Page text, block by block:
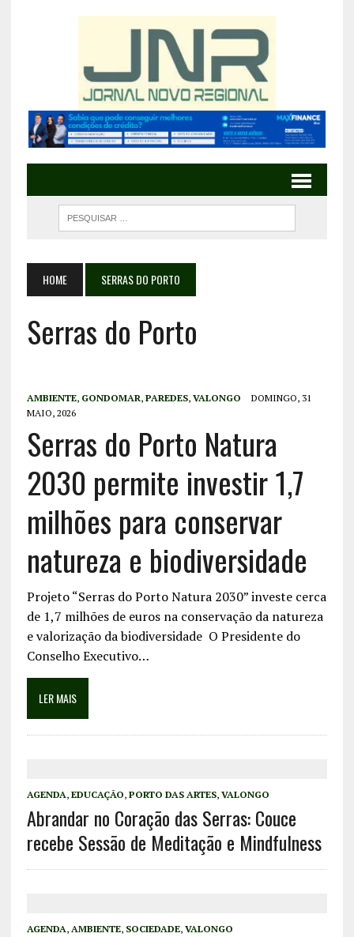
HOME SERRAS DO PORTO
Serras do Porto
AMBIENTE, GONDOMAR, PAREDES, VALONGO
DOMINGO, 31
MAIO, 2026
Serras do Porto Natura
2030 permite investir 1,7
milhões para conservar
natureza e biodiversidade
Projeto “Serras do Porto Natura 2030” investe cerca
de 1,7 milhões de euros na conservação da natureza
e valorização da biodiversidade O Presidente do
Conselho Executivo…
LER MAIS
AGENDA, EDUCAÇÃO, PORTO DAS ARTES, VALONGO
Abrandar no Coração das Serras: Couce
recebe Sessão de Meditação e Mindfulness
AGENDA, AMBIENTE, SOCIEDADE, VALONGO